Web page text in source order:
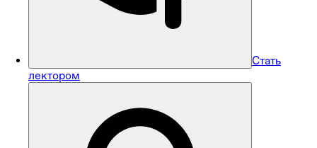
Стать
лектором